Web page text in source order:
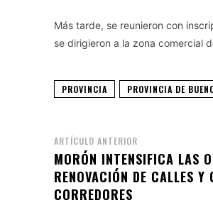
Más tarde, se reunieron con
se dirigieron a la zona comercial
PROVINCIA PROVINCIA DE
ARTÍCULO ANTERIOR
MORÓN INTENSIFICA LAS
RENOVACIÓN DE CALLES Y
CORREDORES